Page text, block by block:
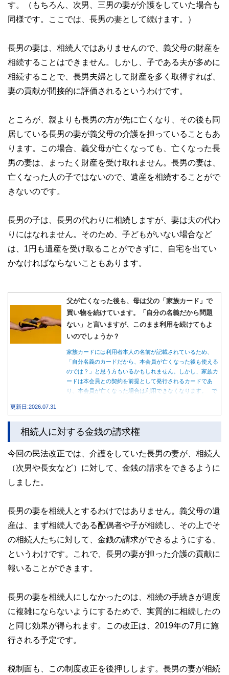
す。（もちろん、次男、三男の妻が介護をしていた場合も
同様です。ここでは、長男の妻として続けます。）
長男の妻は、相続人ではありませんので、義父母の財産を
相続することはできません。しかし、子である夫が多めに
相続することで、長男夫婦として財産を多く取得すれば、
妻の貢献が間接的に評価されるというわけです。
ところが、親よりも長男の方が先に亡くなり、その後も同
居している長男の妻が義父母の介護を担っていることもあ
ります。この場合、義父母が亡くなっても、亡くなった長
男の妻は、まったく財産を受け取れません。長男の妻は、
亡くなった人の子ではないので、遺産を相続することがで
きないのです。
長男の子は、長男の代わりに相続しますが、妻は夫の代わ
りにはなれません。そのため、子どもがいない場合など
は、1円も遺産を受け取ることができずに、自宅を出てい
かなければならないこともあります。
父が亡くなった後も、母は父の「家族カード」で
買い物を続けています。「自分の名義だから問題
ない」と言いますが、このまま利用を続けてもよ
いのでしょうか？
家族カードには利用者本人の名前が記載されているため、
「自分名義のカードだから、本会員が亡くなった後も使える
のでは？」と思う方もいるかもしれません。しかし、家族カ
ードは本会員との契約を前提として発行されるカードであ
り、本会員が亡くなった場合は利用できなくなります。 で
族が行うべき手続きについて分かりやすく解説します。
更新日:2026.07.31
相続人に対する金銭の請求権
今回の民法改正では、介護をしていた長男の妻が、相続人
（次男や長女など）に対して、金銭の請求をできるように
しました。
長男の妻を相続人とするわけではありません。義父母の遺
産は、まず相続人である配偶者や子が相続し、その上でそ
の相続人たちに対して、金銭の請求ができるようにする、
というわけです。これで、長男の妻が担った介護の貢献に
報いることができます。
長男の妻を相続人にしなかったのは、相続の手続きが過度
に複雑にならないようにするためで、実質的に相続したの
と同じ効果が得られます。この改正は、2019年の7月に施
行される予定です。
税制面も、この制度改正を後押しします。長男の妻が相続